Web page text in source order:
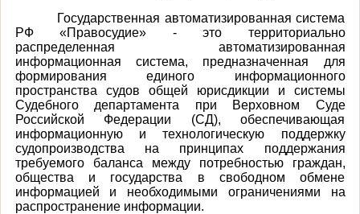
Государственная автоматизированная система
РФ «Правосудие» - это территориально
распределенная автоматизированная
информационная система, предназначенная для
формирования единого информационного
пространства судов общей юрисдикции и системы
Судебного департамента при Верховном Суде
Российской Федерации (СД), обеспечивающая
информационную и технологическую поддержку
судопроизводства на принципах поддержания
требуемого баланса между потребностью граждан,
общества и государства в свободном обмене
информацией и необходимыми ограничениями на
распространение информации.